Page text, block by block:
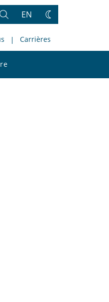
Rechercher
EN
Changez
thème
Carrières
le